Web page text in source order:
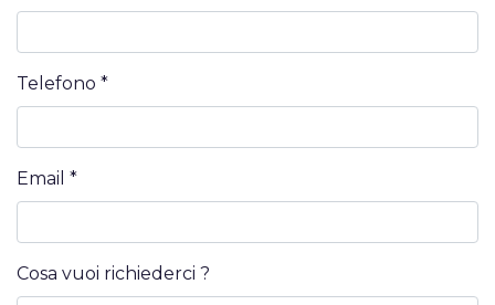
Telefono *
Email *
Cosa vuoi richiederci ?